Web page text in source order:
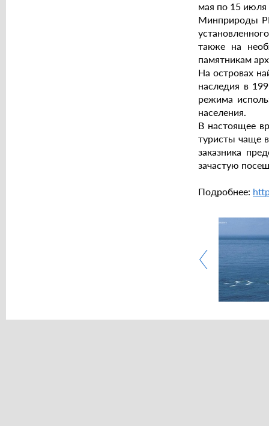
мая по 15 июля
Минприроды
также на
памятникам
На островах
наследия в
режима
населения.
В настоящее
туристы чаще
заказника
зачастую
Подробнее: